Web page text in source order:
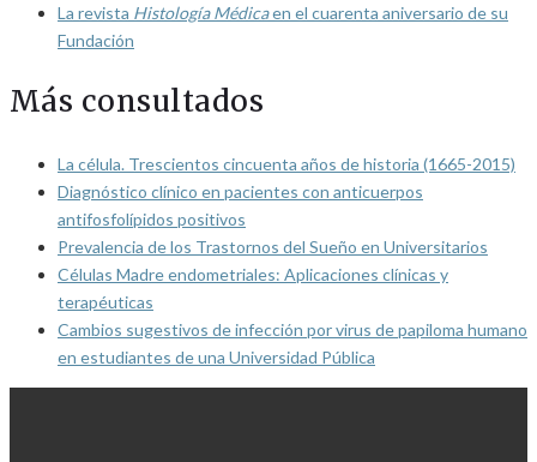
La revista Histología Médicaen el cuarenta aniversario de su
Fundación
Más consultados
La célula. Trescientos cincuenta años de historia (1665-2015)
Diagnóstico clínico en pacientes con anticuerpos
antifosfolípidos positivos
Prevalencia de los Trastornos del Sueño en Universitarios
Células Madre endometriales: Aplicaciones clínicas y
terapéuticas
Cambios sugestivos de infección por virus de papiloma humano
en estudiantes de una Universidad Pública